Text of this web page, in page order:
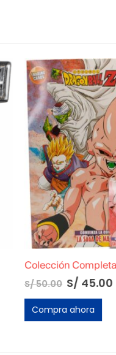
S/50.00 S/45.00
Compra ahora